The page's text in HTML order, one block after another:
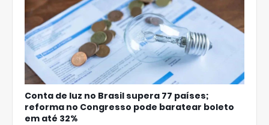
Conta de luz no Brasil supera 77 países;
reforma no Congresso pode baratear boleto
em até 32%